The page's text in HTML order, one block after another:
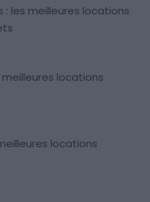
: les meilleures locations
meilleures locations
locations